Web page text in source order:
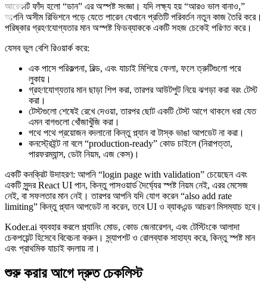
আরেকটি ফাঁদ হলো “ডান” এর অস্পষ্ট সংজ্ঞা। যদি লক্ষ্য হয় “আরও ভাল বানাও,”
আপনি অসীম রিভিশনে পড়ে যেতে পারেন যেখানে প্রতিটি পরিবর্তন নতুন কাজ তৈরি করে।
পরিষ্কার গ্রহণযোগ্যতার মান অস্পষ্ট ফিডব্যাককে একটি সহজ চেকেই পরিণত করে।
যেসব ভুল বেশি রিওয়ার্ক করে:
এক পাসে পরিকল্পনা, বিল্ড, এবং যাচাই মিশিয়ে ফেলা, ফলে ত্রুটিগুলো পরে
লুকায়।
গ্রহণযোগ্যতার মান ছাড়া শিপ করা, তারপর আউটপুট নিয়ে ঝগড়া করা বরং টেস্ট
করা।
টেস্টগুলো শেষেই রেখে দেওয়া, তারপর ছোট একটি টেস্ট আগে থাকলে ধরা যেত
এমন বাগগুলো খোঁজাখুঁজি করা।
পথে পথে প্রয়োজন বদলানো কিন্তু প্ল্যান বা টাস্ক ভাঙা আপডেট না করা।
কনস্ট্রেইন্ট না বলে “production-ready” কোড চাইলে (নিরাপত্তা,
পারফরম্যান্স, ডেটা নিয়ম, এজ কেস)।
একটি কনক্রিট উদাহরণ: আপনি “login page with validation” চেয়েছেন এবং
একটি সুন্দর React UI পান, কিন্তু পাসওয়ার্ড দৈর্ঘ্যের স্পষ্ট নিয়ম নেই, এরর মেসেজ
নেই, বা সফলতার মান নেই। তারপর আপনি যদি যোগ করেন “also add rate
limiting” কিন্তু প্ল্যান আপডেট না করেন, তবে UI ও ব্যাকএন্ড আচরণ মিসম্যাচ হবে।
Koder.ai ব্যবহার করলে প্ল্যানিং মোড, কোড জেনারেশন, এবং টেস্টিংকে আলাদা
চেকপয়েন্ট হিসেবে বিবেচনা করুন। স্ন্যাপশট ও রোলব্যাক সাহায্য করে, কিন্তু স্পষ্ট মান
এবং প্রাথমিক যাচাই বদলায় না।
শুরু করার আগে দ্রুত চেকলিস্ট